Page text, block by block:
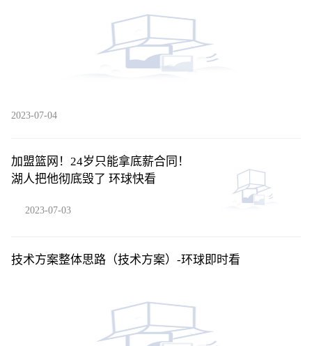
2023-07-04
加盟篮网！24岁只能拿底薪合同！
湖人把他彻底毁了 环球快看
2023-07-03
技术方案整体思路（技术方案）-环球即时看